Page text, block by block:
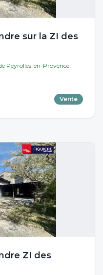
sur la ZI des
Peyrolles-en-Provence
Vente
ZI des